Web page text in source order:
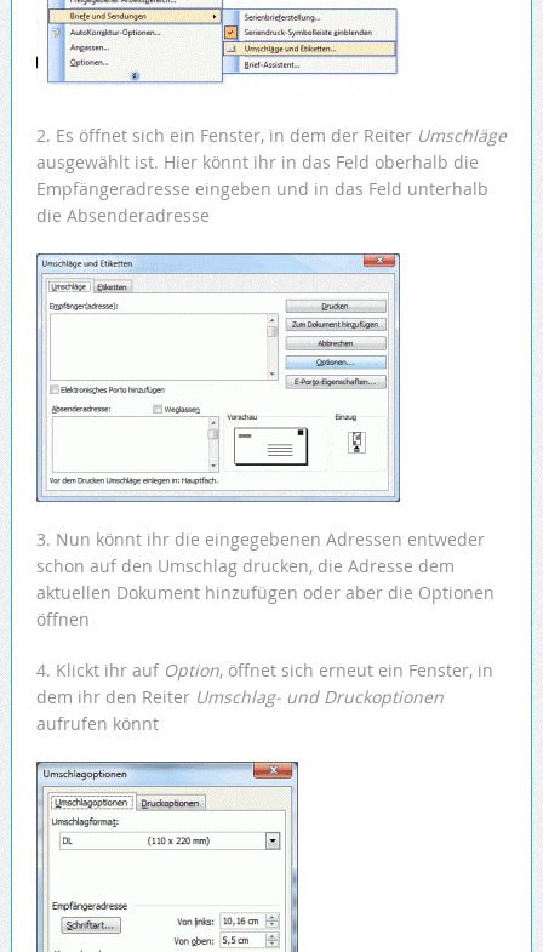
2. Es öffnet sich ein Fenster, in dem der Reiter Umschläge
ausgewählt ist. Hier könnt ihr in das Feld oberhalb die
Empfängeradresse eingeben und in das Feld unterhalb
die Absenderadresse
3. Nun könnt ihr die eingegebenen Adressen entweder
schon auf den Umschlag drucken, die Adresse dem
aktuellen Dokument hinzufügen oder aber die Optionen
öffnen
4. Klickt ihr auf Option, öffnet sich erneut ein Fenster, in
dem ihr den Reiter Umschlag- und Druckoptionen
aufrufen könnt